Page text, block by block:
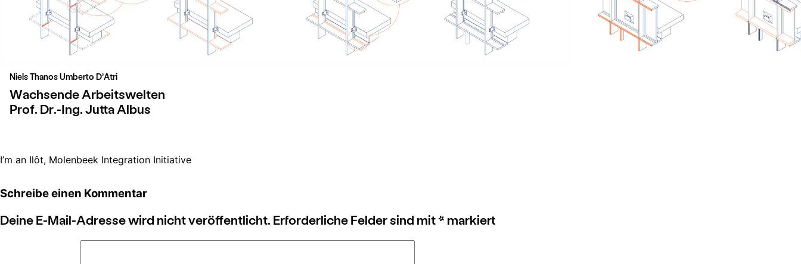
Niels Thanos Umberto D’Atri
Wachsende Arbeitswelten
Prof. Dr.-Ing. Jutta Albus
Beitragsnavigation
I’m an Ilôt, Molenbeek Integration Initiative
Schreibe einen Kommentar
Deine E-Mail-Adresse wird nicht veröffentlicht. Erforderliche Felder sind mit* markiert